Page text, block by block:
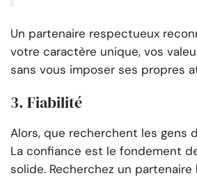
Un partenaire respectueux
votre caractère unique, vos
sans vous imposer ses propres
3. Fiabilité
Alors, que recherchent les gens
La confiance est le fondement
solide. Recherchez un